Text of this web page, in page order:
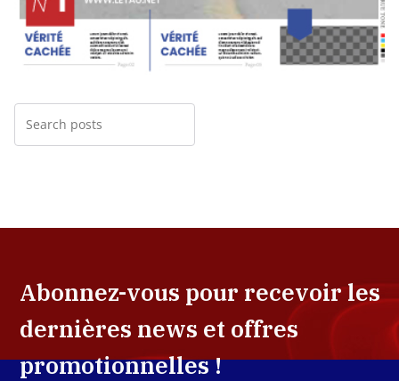
Abonnez-vous pour recevoir les
dernières news et offres
promotionnelles !